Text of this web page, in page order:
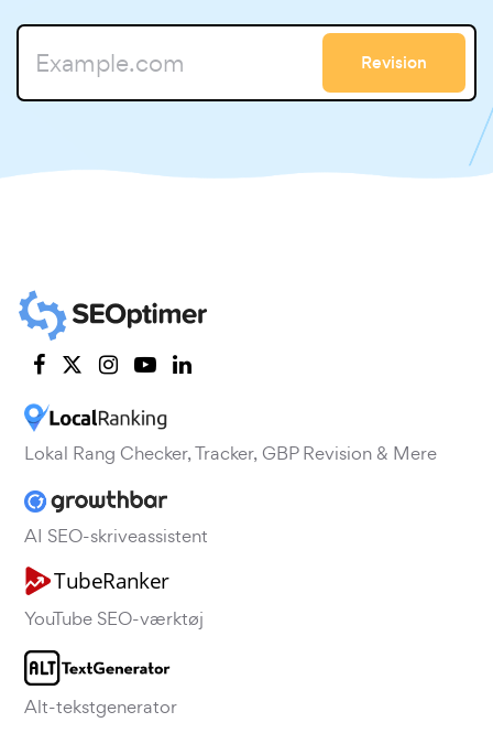
Revision
Lokal Rang Checker, Tracker, GBP Revision & Mere
AI SEO-skriveassistent
YouTube SEO-værktøj
Alt-tekstgenerator